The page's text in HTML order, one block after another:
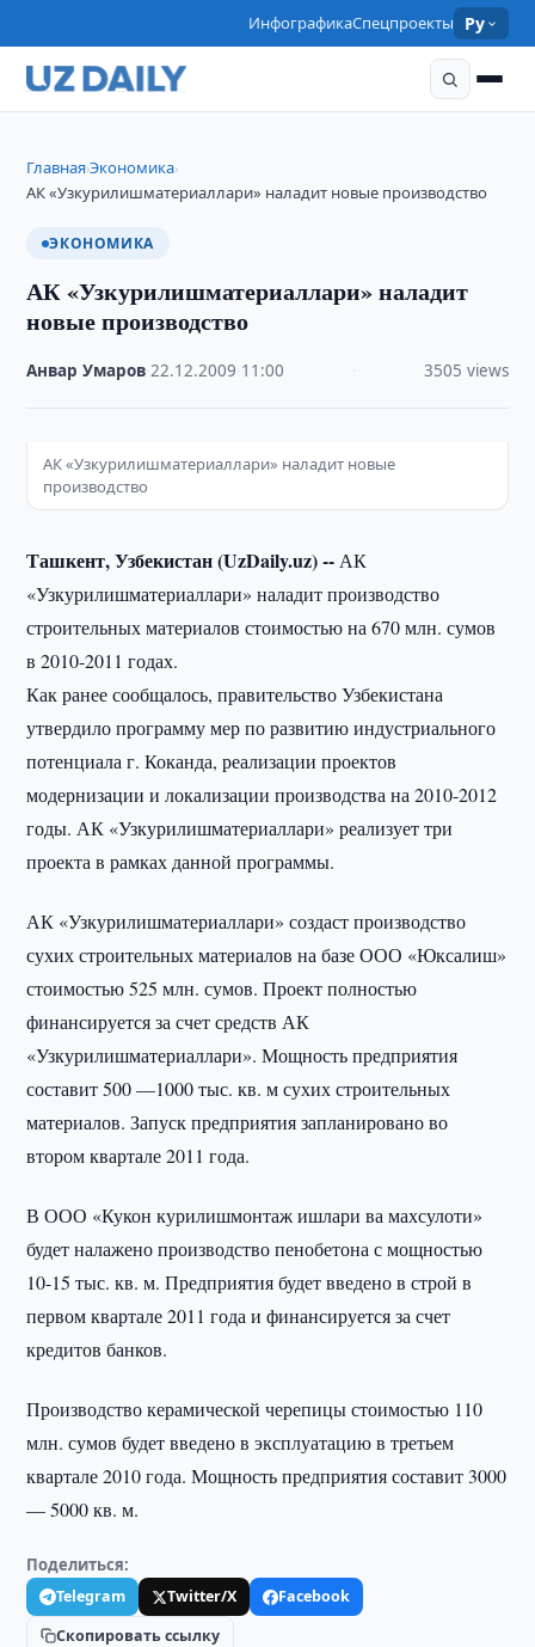
ИнфографикаСпецпроекты Ру
Главная›Экономика›
АК «Узкурилишматериаллари» наладит новые производство
ЭКОНОМИКА
АК «Узкурилишматериаллари» наладит
новые производство
Анвар Умаров ·22.12.2009 11:00 3505 views
АК «Узкурилишматериаллари» наладит новые
производство
Ташкент, Узбекистан (UzDaily.uz) -- АК
«Узкурилишматериаллари» наладит производство
строительных материалов стоимостью на 670 млн. сумов
в 2010-2011 годах.
Как ранее сообщалось, правительство Узбекистана
утвердило программу мер по развитию индустриального
потенциала г. Коканда, реализации проектов
модернизации и локализации производства на 2010-2012
годы. АК «Узкурилишматериаллари» реализует три
проекта в рамках данной программы.
АК «Узкурилишматериаллари» создаст производство
сухих строительных материалов на базе ООО «Юксалиш»
стоимостью 525 млн. сумов. Проект полностью
финансируется за счет средств АК
«Узкурилишматериаллари». Мощность предприятия
составит 500 —1000 тыс. кв. м сухих строительных
материалов. Запуск предприятия запланировано во
втором квартале 2011 года.
В ООО «Кукон курилишмонтаж ишлари ва махсулоти»
будет налажено производство пенобетона с мощностью
10-15 тыс. кв. м. Предприятия будет введено в строй в
первом квартале 2011 года и финансируется за счет
кредитов банков.
Производство керамической черепицы стоимостью 110
млн. сумов будет введено в эксплуатацию в третьем
квартале 2010 года. Мощность предприятия составит 3000
— 5000 кв. м.
Поделиться:
Telegram Twitter/X
Facebook
Скопировать ссылку